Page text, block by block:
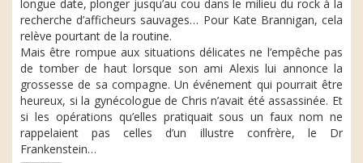
longue date, plonger jusqu’au cou dans le milieu du rock à la
recherche d’afficheurs sauvages… Pour Kate Brannigan, cela
relève pourtant de la routine.
Mais être rompue aux situations délicates ne l’empêche pas
de tomber de haut lorsque son ami Alexis lui annonce la
grossesse de sa compagne. Un événement qui pourrait être
heureux, si la gynécologue de Chris n’avait été assassinée. Et
si les opérations qu’elles pratiquait sous un faux nom ne
rappelaient pas celles d’un illustre confrère, le Dr
Frankenstein…